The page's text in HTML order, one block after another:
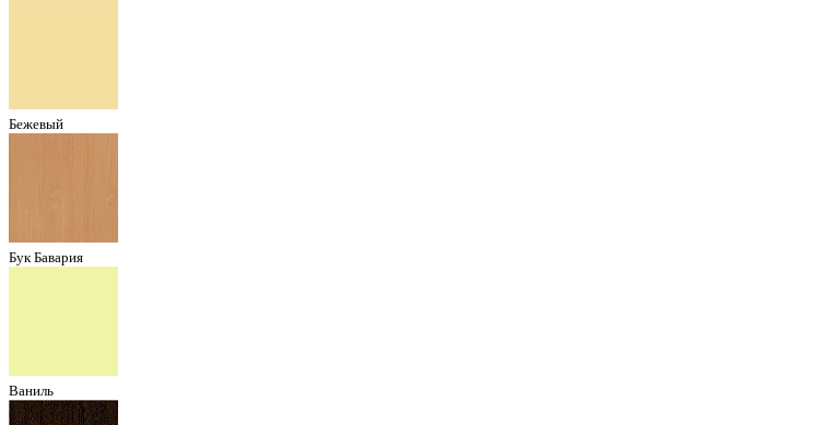
Бежевый
Бук Бавария
Ваниль